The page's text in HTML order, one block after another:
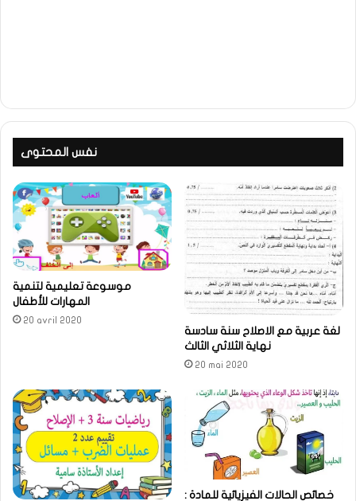
نفس المحتوى
موسوعة تعليمية لتنمية
المهارات للأطفال
20 avril 2020
لغة عربية مع الاصلاح سنة سادسة
نهاية الثلاثي الثالث
20 mai 2020
خصائص الحالات الفيزيائية للمادة :